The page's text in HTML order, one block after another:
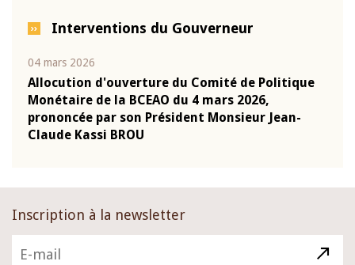
Interventions du Gouverneur
04 mars 2026
Allocution d'ouverture du Comité de Politique
Monétaire de la BCEAO du 4 mars 2026,
prononcée par son Président Monsieur Jean-
Claude Kassi BROU
Inscription à la newsletter